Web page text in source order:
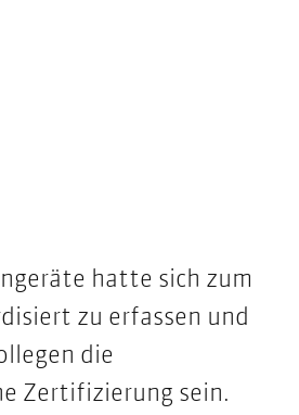
hatte sich zum
zu erfassen und
die
Zertifizierung sein.